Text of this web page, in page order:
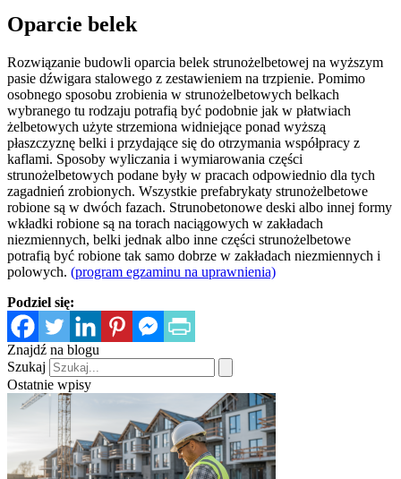
Oparcie belek
Rozwiązanie budowli oparcia belek strunożelbetowej na wyższym
pasie dźwigara stalowego z zestawieniem na trzpienie. Pomimo
osobnego sposobu zrobienia w strunożelbetowych belkach
wybranego tu rodzaju potrafią być podobnie jak w płatwiach
żelbetowych użyte strzemiona widniejące ponad wyższą
płaszczyznę belki i przydające się do otrzymania współpracy z
kaflami. Sposoby wyliczania i wymiarowania części
strunożelbetowych podane były w pracach odpowiednio dla tych
zagadnień zrobionych. Wszystkie prefabrykaty strunożelbetowe
robione są w dwóch fazach. Strunobetonowe deski albo innej formy
wkładki robione są na torach naciągowych w zakładach
niezmiennych, belki jednak albo inne części strunożelbetowe
potrafią być robione tak samo dobrze w zakładach niezmiennych i
polowych. (program egzaminu na uprawnienia)
Podziel się:
Znajdź na blogu
Szukaj
Ostatnie wpisy